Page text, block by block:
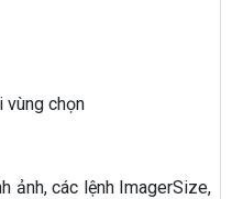
vùng chọn
ảnh, các lệnh ImagerSize,